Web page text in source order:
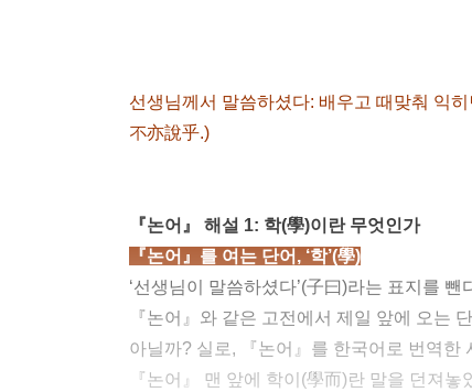
선생님께서 말씀하셨다: 배우고 때맞춰 익
不亦說乎.)
『논어』 해설 1: 학(學)이란 무엇인가
『논어』를 여는 단어, ‘학’(學)
‘선생님이 말씀하셨다’(子曰)라는 표지를
『논어』와 같은 고전에서 제일 앞에 오는
아닐까? 실로, 『논어』를 한국어로 번역한
『논어』 맨 앞에 학이(學而)란 말을 던져